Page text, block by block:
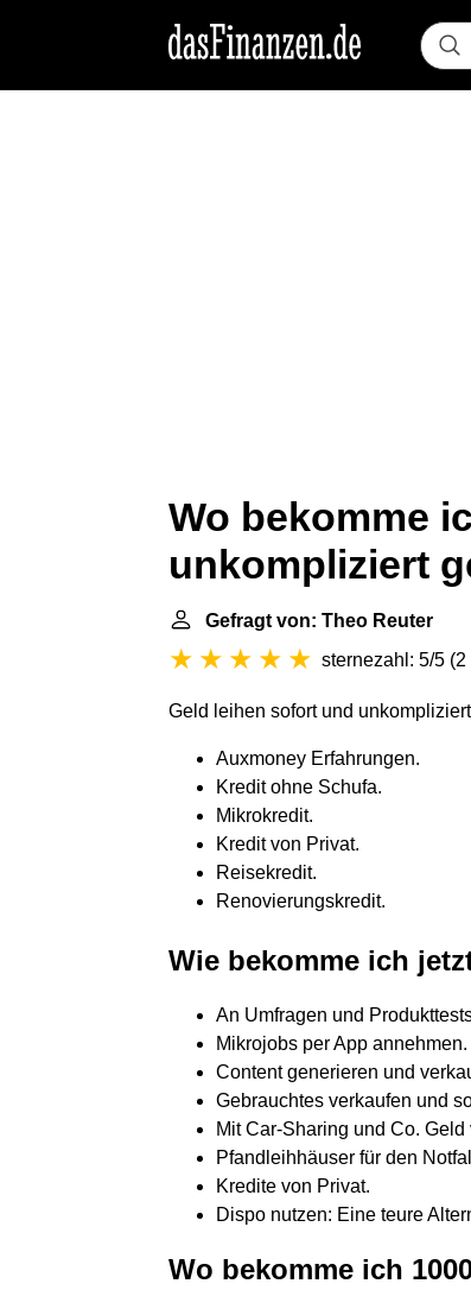
Wo bekomme
unkompliziert
Gefragt von: Theo Reuter
sternezahl: 5/5 (2
Geld leihen sofort und
Auxmoney Erfahrungen.
Kredit ohne Schufa.
Mikrokredit.
Kredit von Privat.
Reisekredit.
Renovierungskredit.
Wie bekomme ich
An Umfragen und
Mikrojobs per App annehmen.
Content generieren und
Gebrauchtes verkaufen und
Mit Car-Sharing und Co. Geld
Pfandleihhäuser für den
Kredite von Privat.
Dispo nutzen: Eine teure
Wo bekomme ich